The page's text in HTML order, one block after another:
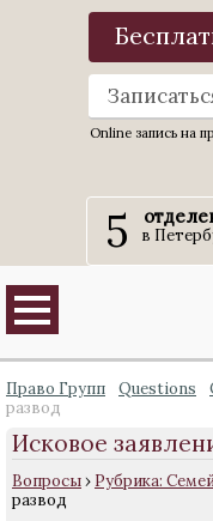
Online запись на
5 в
Право Групп Questions
развод
Исковое
Вопросы› Рубрика:
развод